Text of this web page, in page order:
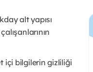
Farklı liseleri incele ve
yakından tanı.
Kazananları
alt yapısı
içi bilgilerin gizliliği